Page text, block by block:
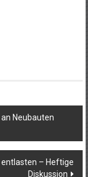
Neubauten
entlasten – Heftige
Diskussion